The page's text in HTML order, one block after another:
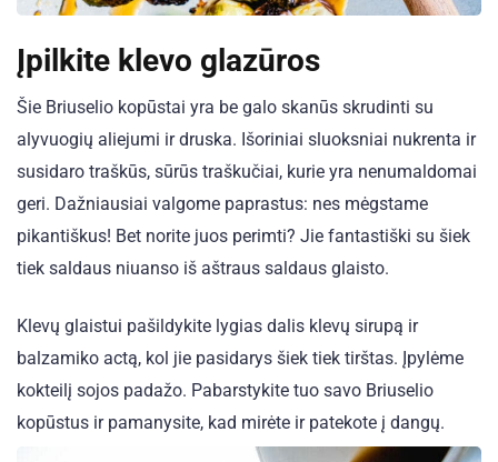
Įpilkite klevo glazūros
Šie Briuselio kopūstai yra be galo skanūs skrudinti su
alyvuogių aliejumi ir druska. Išoriniai sluoksniai nukrenta ir
susidaro traškūs, sūrūs traškučiai, kurie yra nenumaldomai
geri. Dažniausiai valgome paprastus: nes mėgstame
pikantiškus! Bet norite juos perimti? Jie fantastiški su šiek
tiek saldaus niuanso iš aštraus saldaus glaisto.
Klevų glaistui pašildykite lygias dalis klevų sirupą ir
balzamiko actą, kol jie pasidarys šiek tiek tirštas. Įpylėme
kokteilį sojos padažo. Pabarstykite tuo savo Briuselio
kopūstus ir pamanysite, kad mirėte ir patekote į dangų.